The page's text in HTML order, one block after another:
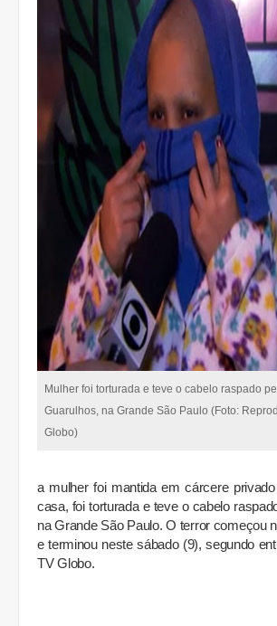
Mulher foi torturada e teve o cabelo raspado
Guarulhos, na Grande São Paulo (Foto:
Globo)
a mulher foi mantida em cárcere
casa, foi torturada e teve o cabelo
na Grande São Paulo. O terror começou
e terminou neste sábado (9), segundo
TV Globo.